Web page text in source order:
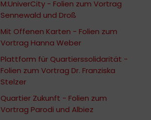
M:UniverCity - Folien zum Vortrag
Sennewald und Droß
Mit Offenen Karten - Folien zum
Vortrag Hanna Weber
Plattform für Quartierssolidarität -
Folien zum Vortrag Dr. Franziska
Stelzer
Quartier Zukunft - Folien zum
Vortrag Parodi und Albiez